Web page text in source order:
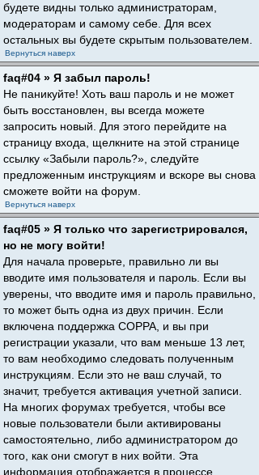
будете видны только администраторам,
модераторам и самому себе. Для всех
остальных вы будете скрытым пользователем.
Вернуться наверх
faq#04 » Я забыл пароль!
Не паникуйте! Хоть ваш пароль и не может
быть восстановлен, вы всегда можете
запросить новый. Для этого перейдите на
страницу входа, щелкните на этой странице
ссылку «Забыли пароль?», следуйте
предложенным инструкциям и вскоре вы снова
сможете войти на форум.
Вернуться наверх
faq#05 » Я только что зарегистрировался,
но не могу войти!
Для начала проверьте, правильно ли вы
вводите имя пользователя и пароль. Если вы
уверены, что вводите имя и пароль правильно,
то может быть одна из двух причин. Если
включена поддержка COPPA, и вы при
регистрации указали, что вам меньше 13 лет,
то вам необходимо следовать полученным
инструкциям. Если это не ваш случай, то
значит, требуется активация учетной записи.
На многих форумах требуется, чтобы все
новые пользователи были активированы
самостоятельно, либо администратором до
того, как они смогут в них войти. Эта
информация отображается в процессе